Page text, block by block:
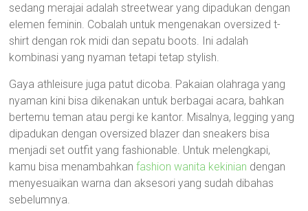
sedang merajai adalah streetwear yang dipadukan dengan
elemen feminin. Cobalah untuk mengenakan oversized t-
shirt dengan rok midi dan sepatu boots. Ini adalah
kombinasi yang nyaman tetapi tetap stylish.
Gaya athleisure juga patut dicoba. Pakaian olahraga yang
nyaman kini bisa dikenakan untuk berbagai acara, bahkan
bertemu teman atau pergi ke kantor. Misalnya, legging yang
dipadukan dengan oversized blazer dan sneakers bisa
menjadi set outfit yang fashionable. Untuk melengkapi,
kamu bisa menambahkanfashion wanita kekinian dengan
menyesuaikan warna dan aksesori yang sudah dibahas
sebelumnya.